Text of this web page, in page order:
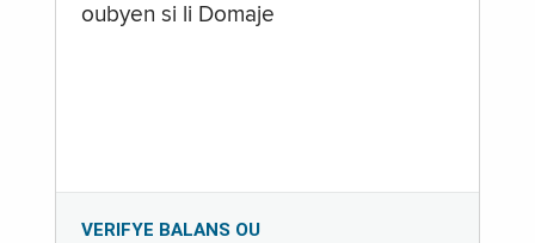
oubyen si li Domaje
VERIFYE BALANS OU